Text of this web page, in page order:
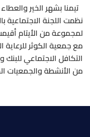
تيمنا بشهر الخير
نظمت اللجنة الاجتماعية
لمجموعة من الأيتام
مع جمعية الكوثر للرعاية
التكافل الاجتماعي للبنك
من الأنشطة والجمعيات